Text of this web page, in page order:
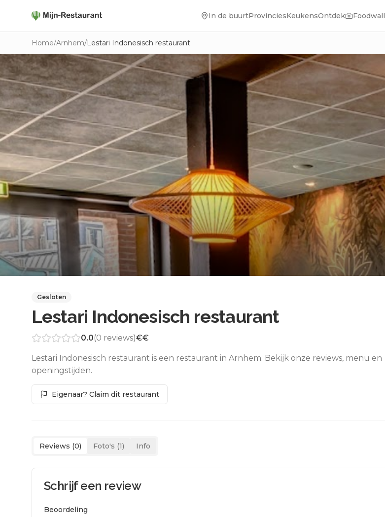
In de buurtProvinciesKeukensOntdek Foodwall
Home/Arnhem/Lestari Indonesisch restaurant
Gesloten
Lestari Indonesisch restaurant
0.0(0 reviews)€€
Lestari Indonesisch restaurant is een restaurant in Arnhem. Bekijk onze reviews, menu en
openingstijden.
Eigenaar? Claim dit restaurant
Reviews (0) Foto's (1) Info
Schrijf een review
Beoordeling